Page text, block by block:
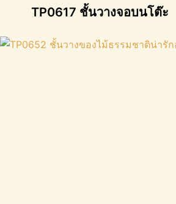
TP0617 ชั้นวางจอบนโต๊ะ